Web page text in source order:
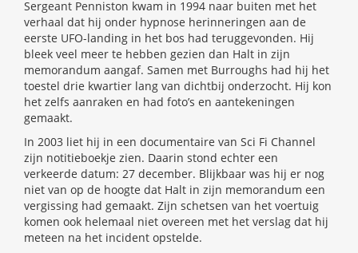
Sergeant Penniston kwam in 1994 naar buiten met het
verhaal dat hij onder hypnose herinneringen aan de
eerste UFO-landing in het bos had teruggevonden. Hij
bleek veel meer te hebben gezien dan Halt in zijn
memorandum aangaf. Samen met Burroughs had hij het
toestel drie kwartier lang van dichtbij onderzocht. Hij kon
het zelfs aanraken en had foto’s en aantekeningen
gemaakt.
In 2003 liet hij in een documentaire van Sci Fi Channel
zijn notitieboekje zien. Daarin stond echter een
verkeerde datum: 27 december. Blijkbaar was hij er nog
niet van op de hoogte dat Halt in zijn memorandum een
vergissing had gemaakt. Zijn schetsen van het voertuig
komen ook helemaal niet overeen met het verslag dat hij
meteen na het incident opstelde.